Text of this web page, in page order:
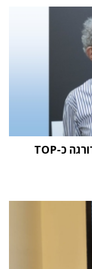
מחקר STKI השנתי: וואן טכנולוגיות דורגה כ-TOP